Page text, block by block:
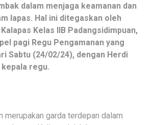
dalam menjaga keamanan dan
lapas. Hal ini ditegaskan oleh
Kelas IIB Padangsidimpuan,
pagi Regu Pengamanan yang
Sabtu (24/02/24), dengan Herdi
regu.
merupakan garda terdepan dalam